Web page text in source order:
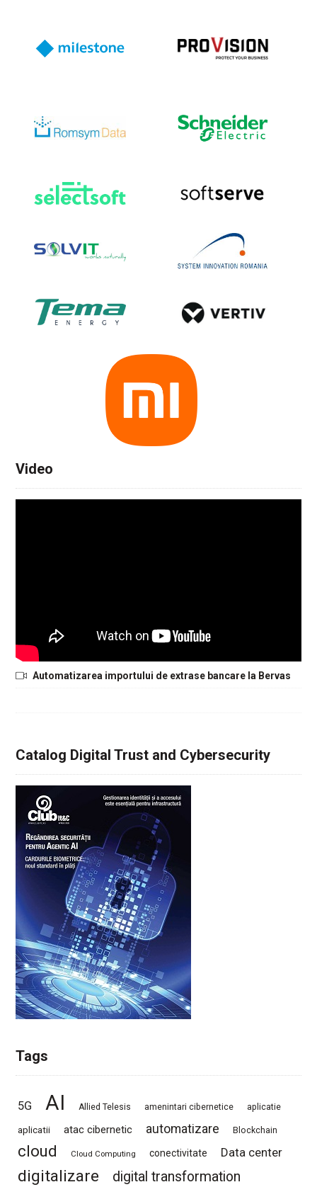
Video
Automatizarea importului de extrase bancare la Bervas
Catalog Digital Trust and Cybersecurity
Tags
5G AI Allied Telesis amenintari cibernetice aplicatie
aplicatii atac cibernetic automatizare Blockchain
cloud Cloud Computing conectivitate Data center
digitalizare digital transformation